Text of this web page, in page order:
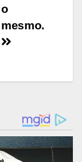
o
mesmo.